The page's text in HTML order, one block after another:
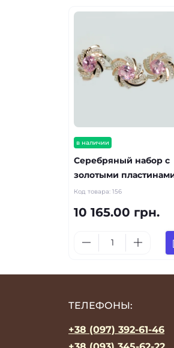
в наличии
Серебряный набор с
золотыми
Код товара: 156
10 165.00 грн.
ТЕЛЕФОНЫ:
+38 (097) 392-61-46